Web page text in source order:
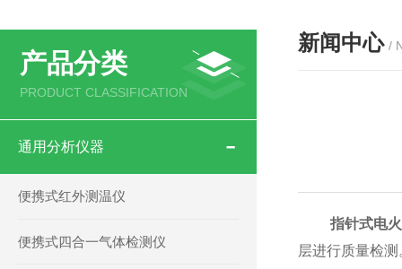
产品分类
PRODUCT CLASSIFICATION
通用分析仪器
便携式红外测温仪
便携式四合一气体检测仪
新闻中心 /
指针式电
层进行质量检